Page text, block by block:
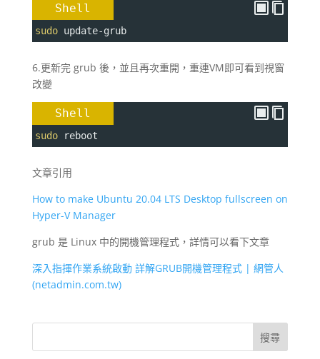
Shell
sudo update-grub
6.更新完 grub 後，並且再次重開，重連VM即可看到視窗
改變
Shell
sudo reboot
文章引用
How to make Ubuntu 20.04 LTS Desktop fullscreen on
Hyper-V Manager
grub 是 Linux 中的開機管理程式，詳情可以看下文章
深入指揮作業系統啟動 詳解GRUB開機管理程式 | 網管人
(netadmin.com.tw)